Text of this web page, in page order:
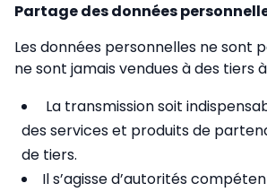
Partage des données
Les données personnelles ne sont
ne sont jamais vendues à des tiers
La transmission soit
des services et produits de
de tiers.
Il s’agisse d’autorités